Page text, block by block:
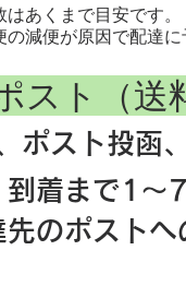
あくまで目安です。
の減便が原因で配達
スト（
ポスト投函
着まで1～
のポストへ